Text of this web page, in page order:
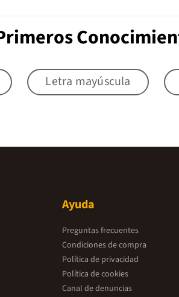
Letra mayúscula
Ayuda
Preguntas frecuentes
Condiciones de compra
Política de privacidad
Política de cookies
Canal de denuncias